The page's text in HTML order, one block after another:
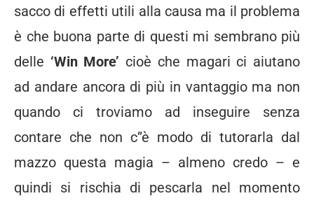
sacco di effetti utili alla causa ma il problema
è che buona parte di questi mi sembrano più
delle ‘Win More’ cioè che magari ci aiutano
ad andare ancora di più in vantaggio ma non
quando ci troviamo ad inseguire senza
contare che non c”è modo di tutorarla dal
mazzo questa magia – almeno credo – e
quindi si rischia di pescarla nel momento